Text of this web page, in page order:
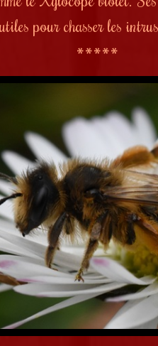
pour chasser les
*****